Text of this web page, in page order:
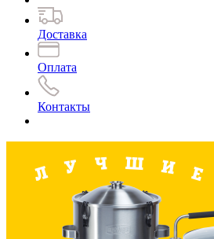
Доставка
Оплата
Контакты